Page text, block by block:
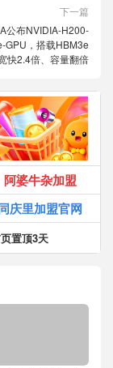
下一篇
公布NVIDIA-H200-
GPU，搭载HBM3e
快2.4倍、容量翻倍
阿婆牛杂加盟
庆里加盟官网
置顶3天